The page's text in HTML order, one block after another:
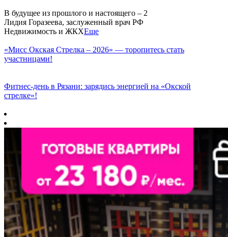
В будущее из прошлого и настоящего – 2
Лидия Горазеева, заслуженный врач РФ
Недвижимость и ЖКХЕще
«Мисс Окская Стрелка – 2026» — торопитесь стать
участницами!
Фитнес‑день в Рязани: зарядись энергией на «Окской
стрелке»!